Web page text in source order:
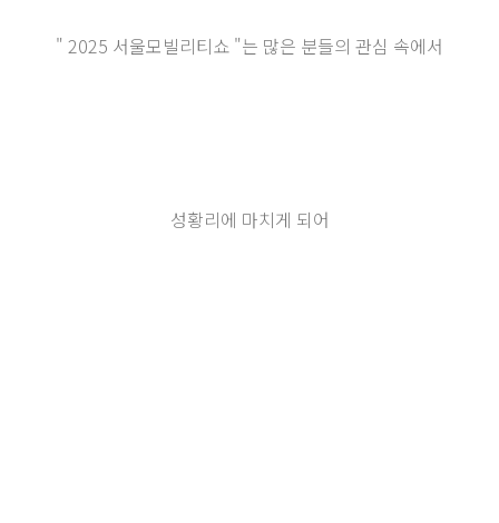
" 2025 서울모빌리티쇼 "는 많은 분들의 관심 속에서
성황리에 마치게 되어